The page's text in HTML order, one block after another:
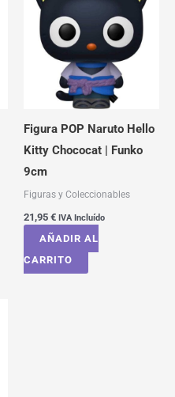
Figura POP Naruto Hello
Kitty Chococat | Funko
9cm
Figuras y Coleccionables
21,95 € IVA Incluído
AÑADIR AL
CARRITO